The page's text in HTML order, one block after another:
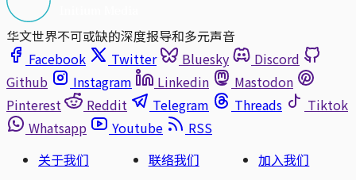
华文世界不可或缺的深度报导和多元声音
Facebook
Twitter Bluesky
Discord
Github
Instagram Linkedin
Mastodon
Pinterest
Reddit Telegram Threads
Tiktok
Whatsapp
Youtube
RSS
关于我们
联络我们
加入我们